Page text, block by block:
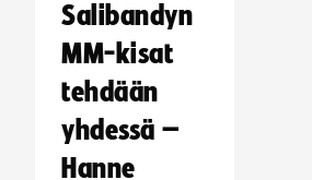
Salibandyn
MM-kisat
tehdään
yhdessä –
Hanne